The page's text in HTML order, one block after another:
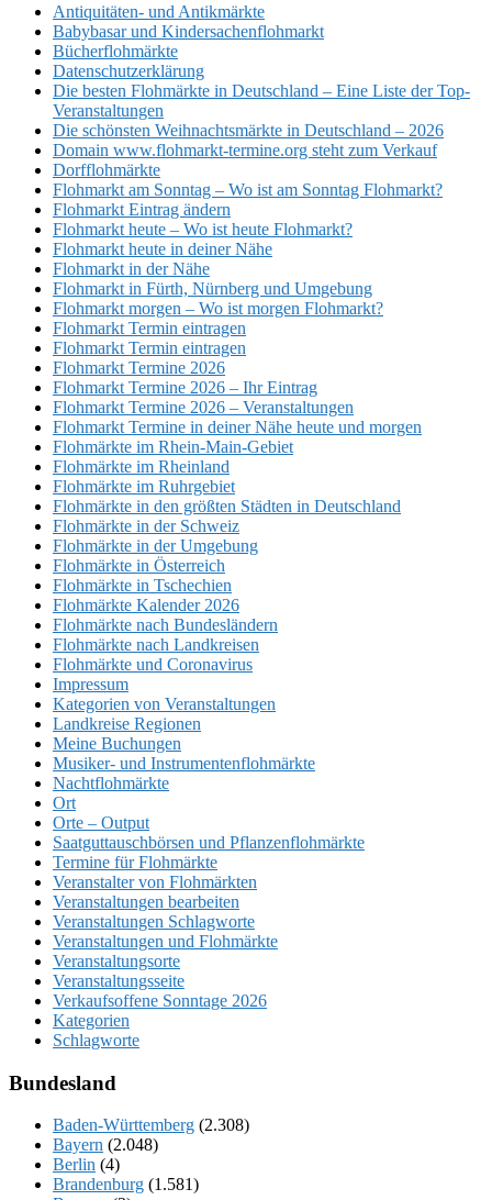
Antiquitäten- und Antikmärkte
Babybasar und Kindersachenflohmarkt
Bücherflohmärkte
Datenschutzerklärung
Die besten Flohmärkte in Deutschland – Eine Liste der Top-
Veranstaltungen
Die schönsten Weihnachtsmärkte in Deutschland – 2026
Domain www.flohmarkt-termine.org steht zum Verkauf
Dorfflohmärkte
Flohmarkt am Sonntag – Wo ist am Sonntag Flohmarkt?
Flohmarkt Eintrag ändern
Flohmarkt heute – Wo ist heute Flohmarkt?
Flohmarkt heute in deiner Nähe
Flohmarkt in der Nähe
Flohmarkt in Fürth, Nürnberg und Umgebung
Flohmarkt morgen – Wo ist morgen Flohmarkt?
Flohmarkt Termin eintragen
Flohmarkt Termin eintragen
Flohmarkt Termine 2026
Flohmarkt Termine 2026 – Ihr Eintrag
Flohmarkt Termine 2026 – Veranstaltungen
Flohmarkt Termine in deiner Nähe heute und morgen
Flohmärkte im Rhein-Main-Gebiet
Flohmärkte im Rheinland
Flohmärkte im Ruhrgebiet
Flohmärkte in den größten Städten in Deutschland
Flohmärkte in der Schweiz
Flohmärkte in der Umgebung
Flohmärkte in Österreich
Flohmärkte in Tschechien
Flohmärkte Kalender 2026
Flohmärkte nach Bundesländern
Flohmärkte nach Landkreisen
Flohmärkte und Coronavirus
Impressum
Kategorien von Veranstaltungen
Landkreise Regionen
Meine Buchungen
Musiker- und Instrumentenflohmärkte
Nachtflohmärkte
Ort
Orte – Output
Saatguttauschbörsen und Pflanzenflohmärkte
Termine für Flohmärkte
Veranstalter von Flohmärkten
Veranstaltungen bearbeiten
Veranstaltungen Schlagworte
Veranstaltungen und Flohmärkte
Veranstaltungsorte
Veranstaltungsseite
Verkaufsoffene Sonntage 2026
Kategorien
Schlagworte
Bundesland
Baden-Württemberg (2.308)
Bayern (2.048)
Berlin (4)
Brandenburg (1.581)